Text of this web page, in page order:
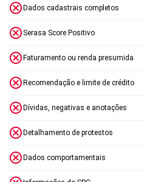
Dados cadastrais completos
Serasa Score Positivo
Faturamento ou renda presumida
Recomendação e limite de crédito
Dívidas, negativas e anotações
Detalhamento de protestos
Dados comportamentais